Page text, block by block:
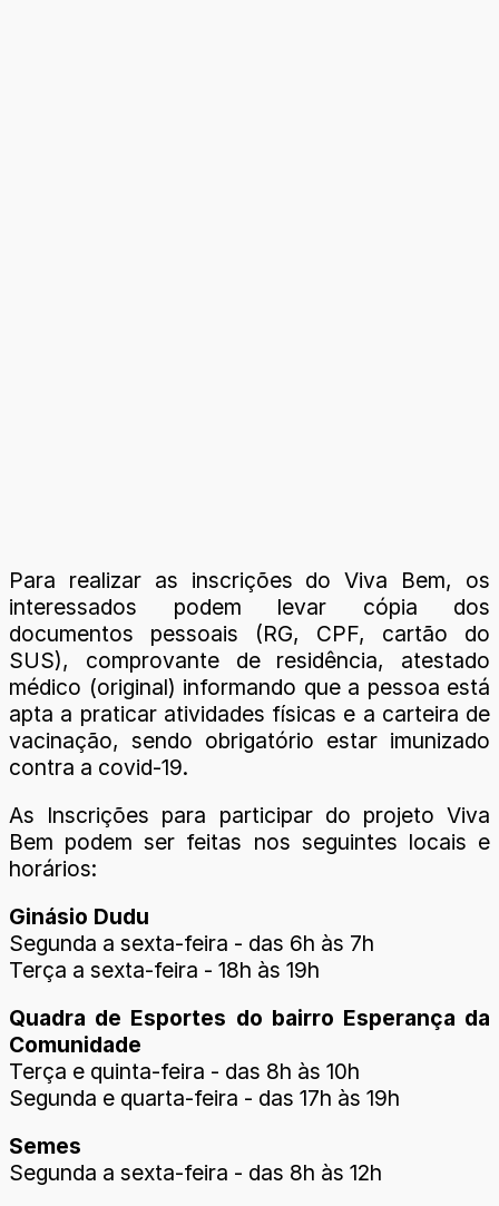
Para realizar as inscrições do Viva Bem, os
interessados podem levar cópia dos
documentos pessoais (RG, CPF, cartão do
SUS), comprovante de residência, atestado
médico (original) informando que a pessoa está
apta a praticar atividades físicas e a carteira de
vacinação, sendo obrigatório estar imunizado
contra a covid-19.
As Inscrições para participar do projeto Viva
Bem podem ser feitas nos seguintes locais e
horários:
Ginásio Dudu
Segunda a sexta-feira - das 6h às 7h
Terça a sexta-feira - 18h às 19h
Quadra de Esportes do bairro Esperança da
Comunidade
Terça e quinta-feira - das 8h às 10h
Segunda e quarta-feira - das 17h às 19h
Semes
Segunda a sexta-feira - das 8h às 12h